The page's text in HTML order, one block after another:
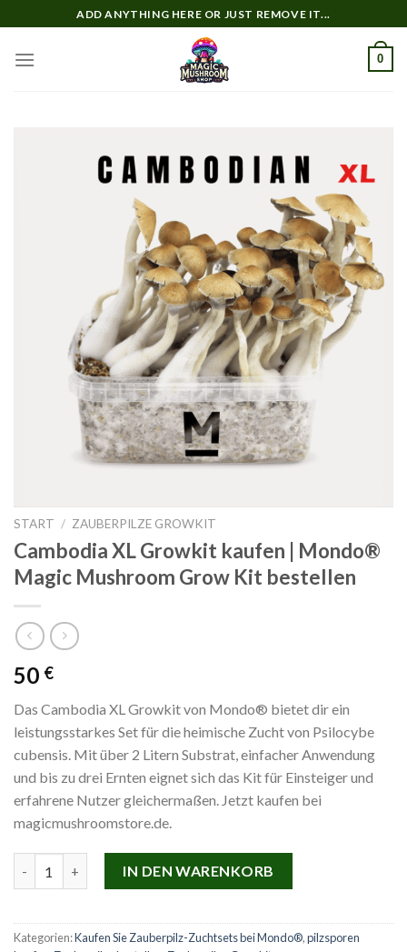
Inhalt
springen
ADD ANYTHING HERE OR JUST REMOVE IT...
0
START / ZAUBERPILZE GROWKIT
Cambodia XL Growkit kaufen | Mondo®
Magic Mushroom Grow Kit bestellen
50 €
Das Cambodia XL Growkit von Mondo® bietet dir ein
leistungsstarkes Set für die heimische Zucht von Psilocybe
cubensis. Mit über 2 Litern Substrat, einfacher Anwendung
und bis zu drei Ernten eignet sich das Kit für Einsteiger und
erfahrene Nutzer gleichermaßen. Jetzt kaufen bei
magicmushroomstore.de.
IN DEN WARENKORB
Kategorien:Kaufen Sie Zauberpilz-Zuchtsets bei Mondo®,pilzsporen